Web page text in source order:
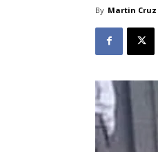
By Martin Cruz